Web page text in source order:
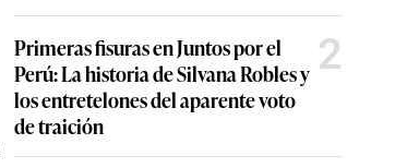
Primeras fisuras en Juntos por el
Perú: La historia de Silvana Robles y
los entretelones del aparente voto
de traición
2